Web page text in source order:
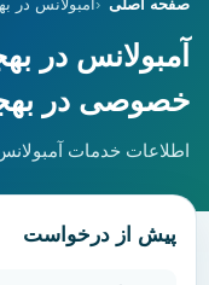
صفحه اصلی آمبولانس در
آمبولانس در
خصوصی در
اطلاعات خدمات
پیش از درخواست